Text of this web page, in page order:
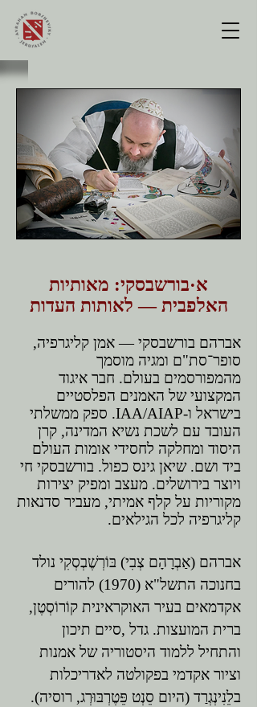
א·בורשבסקי: מאותיות
האלפבית — לאותות העדות
אברהם בורשבסקי — אמן קליגרפיה,
סופר־סת"ם ומגיה מוסמך
מהמפורסמים בעולם. חבר איגוד
המקצועי של האמנים הפלסטיים
בישראל ו-IAA/AIAP. ספק ממשלתי
העובד עם לשכת נשיא המדינה, קרן
היסוד ומחלקה לחסידי אומות העולם
ביד ושם. שיאן גינס כפול. בורשבסקי חי
ויוצר בירושלים. מעצב ומפיק יצירות
מקוריות על קלף אמיתי, מעביר סדנאות
קליגרפיה לכל הגילאים.
אברהם (אַבְרָהָם צְבִי) בּוֹרְשֶׁבְסְקִי נולד
בחנוכה התשל"א (1970) להורים
אקדמאים בעיר האוקראינית קוֹרוֹסְטֶן,
ברית המועצות. גדל ,סיים תיכון
והתחיל ללמוד היסטוריה של אמנות
וציור אקדמי בפקולטה לאדריכלות
בלֵנִינְגְרַד (היום סֵנְט פֵּטֶרְבּוּרְג, רוסיה).